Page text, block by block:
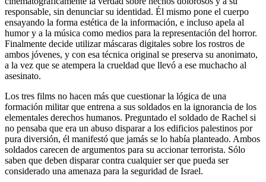
responsable, sin denunciar su identidad. Él mismo pone el cuerpo
ensayando la forma estética de la información, e incluso apela al
humor y a la música como medios para la representación del horror.
Finalmente decide utilizar máscaras digitales sobre los rostros de
ambos jóvenes, y con esa técnica original se preserva su anonimato,
a la vez que se atempera la crueldad que llevó a ese muchacho al
asesinato.
Los tres films no hacen más que cuestionar la lógica de una
formación militar que entrena a sus soldados en la ignorancia de los
elementales derechos humanos. Preguntado el soldado de Rachel si
no pensaba que era un abuso disparar a los edificios palestinos por
pura diversión, él manifestó que jamás se lo había planteado. Ambos
soldados carecen de argumentos para su accionar terrorista. Sólo
saben que deben disparar contra cualquier ser que pueda ser
considerado una amenaza para la seguridad de Israel.